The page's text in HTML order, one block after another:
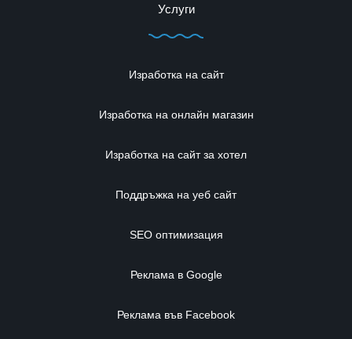
Услуги
Изработка на сайт
Изработка на онлайн магазин
Изработка на сайт за хотел
Поддръжка на уеб сайт
SЕО оптимизация
Реклама в Google
Реклама във Facebook